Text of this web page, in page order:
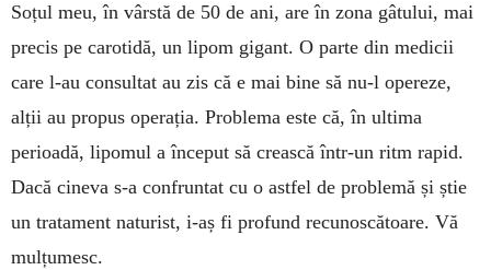
Soțul meu, în vârstă de 50 de ani, are în zona gâ­tului, mai
precis pe carotidă, un lipom gigant. O parte din medicii
care l-au consultat au zis că e mai bine să nu-l opereze,
alții au propus ope­rația. Problema este că, în ultima
perioadă, lipomul a în­ceput să crească într-un ritm rapid.
Dacă cineva s-a confruntat cu o astfel de problemă și știe
un trata­ment naturist, i-aș fi profund recunoscătoare. Vă
mulțumesc.